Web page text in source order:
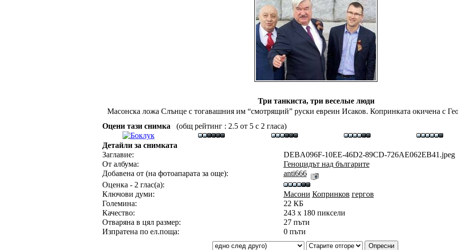
Три танкиста, три веселые люди
Масонска ложа Слънце с тогавашния им “смотрящий” руски евреин Исаков. Копринката окичена с
Оцени тази снимка
(общ рейтинг : 2.5 от 5 с 2 гласа)
Детайли за снимката
Заглавие:
DEBA096F-10EE-46D2-89CD-726AE062EB41.jpeg
От албума:
Геноцидът над българите
Добавена от (на фотоапарата за още):
anti666
Оценка - 2 глас(а):
Ключови думи:
Масони Копринков гергов
Големина:
22 КБ
Качество:
243 x 180 пиксели
Отваряна в цял размер:
27 пъти
Изпратена по ел.поща:
0 пъти